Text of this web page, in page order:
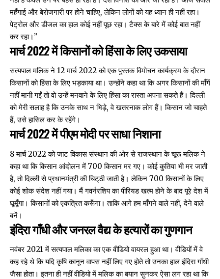
महँगाई और बेरोजगारी पर होने चाहिए, लेकिन लोगों को यह ध्यान ही नहीं रहा।
पेट्रोल और डीजल का हाल कोई नहीं पूछ रहा। टैक्स के बारे में कोई बात नहीं
कर रहा।”
मार्च 2022 में किसानों को हिंसा के लिए उकसाया
सत्यपाल मलिक ने 12 मार्च 2022 को एक पुस्तक विमोचन कार्यक्रम के दौरान
किसानों कोहिंसा के लिए भड़कायाथा। उन्होंने कहा था कि अगर किसानों की माँगें
नहीं मानी गईं तो वो उन्हें मनवाने के लिए हिंसा का रास्ता अपना सकते हैं। दिल्ली
को मेरी सलाह है कि उनके साथ न भिड़े, वे खतरनाक लोग हैं। किसान जो चाहते
हैं, उसे हासिल कर के रहेंगे।
मार्च 2022 में पीएम मोदी पर साधा निशाना
8 मार्च 2022 को जाट विकास संस्थान की ओर से राजस्थान के चूरू मलिक ने
कहा था किकिसान आंदोलन में 700 किसान मर गए। कोई कुतिया भी मर जाती
है, तो दिल्ली से प्रधानमंत्री की चिट्‌ठी जाती है। लेकिन 700 किसानों के लिए
कोई शोक संदेश नहीं गया। मैं गवर्नरशिप का पीरियड खत्म होने के बाद पूरे देश में
घूमूँगा। किसानों को एकत्रित करूँगा। ताकि आगे हम माँगने वाले नहीं, देने वाले
बनें।
इंदिरा गाँधी और जनरल वैद्य के हत्यारों का गुणगान
नवंबर 2021 में सत्यपाल मलिका का एक वीडियो वायरल हुआ था। वीडियों में वे
कह रहे थे कि यदि कृषि कानून वापस नहीं लिए गए होते तो उनका हालइंदिरा गाँधी
जैसाहोता। इतना ही नहीं वीडियो में मलिक का बयान सुनकर ऐसा लग रहा था कि